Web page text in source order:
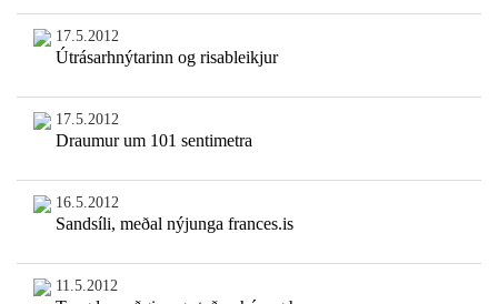
17.5.2012
Útrásarhnýtarinn og risableikjur
17.5.2012
Draumur um 101 sentimetra
16.5.2012
Sandsíli, meðal nýjunga frances.is
11.5.2012